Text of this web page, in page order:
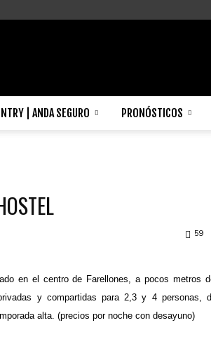
| ANDA SEGURO PRONÓSTICOS
59
en el centro de Farellones, a pocos metros
y compartidas para 2,3 y 4 personas,
alta. (precios por noche con desayuno)